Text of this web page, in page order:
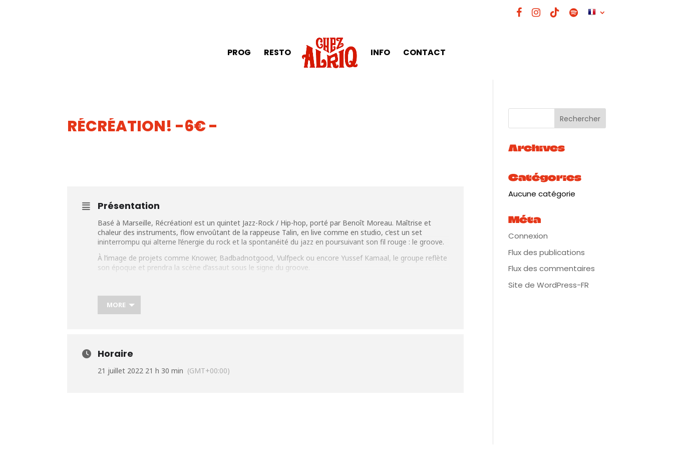
PROG RESTO INFO CONTACT
RÉCRÉATION! -6€ -
Présentation
Basé à Marseille, Récréation! est un quintet Jazz-Rock / Hip-hop, porté par Benoît Moreau. Maîtrise et
chaleur des instruments, flow envoûtant de la rappeuse Talin, en live comme en studio, c’est un set
ininterrompu qui alterne l’énergie du rock et la spontanéité du jazz en poursuivant son fil rouge : le groove.
À l’image de projets comme Knower, Badbadnotgood, Vulfpeck ou encore Yussef Kamaal, le groupe reflète
son époque et prendra la scène d’assaut sous le signe du groove.
MORE
Horaire
21 juillet 2022 21 h 30 min (GMT+00:00)
Archives
Catégories
Aucune catégorie
Méta
Connexion
Flux des publications
Flux des commentaires
Site de WordPress-FR